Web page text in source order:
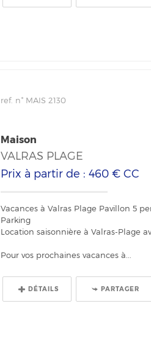
ref. n° MAIS 2130
Maison
VALRAS PLAGE
Prix à partir de : 460 €CC
Vacances à Valras Plage Pavillon 5
Parking
Location saisonnière à Valras-Plage
Pour vos prochaines vacances à...
DÉTAILS PARTAGER